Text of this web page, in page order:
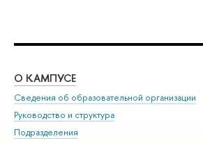
О КАМПУСЕ
Сведения об образовательной организации
Руководство и структура
Подразделения